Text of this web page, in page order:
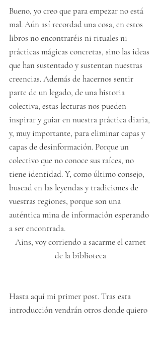
Bueno, yo creo que para empezar no está
mal. Aún así recordad una cosa, en estos
libros no encontraréis ni rituales ni
prácticas mágicas concretas, sino las ideas
que han sustentado y sustentan nuestras
creencias. Además de hacernos sentir
parte de un legado, de una historia
colectiva, estas lecturas nos pueden
inspirar y guiar en nuestra práctica diaria,
y, muy importante, para eliminar capas y
capas de desinformación. Porque un
colectivo que no conoce sus raíces, no
tiene identidad. Y, como último consejo,
buscad en las leyendas y tradiciones de
vuestras regiones, porque son una
auténtica mina de información esperando
a ser encontrada.
de la biblioteca
Hasta aquí mi primer post. Tras esta
introducción vendrán otros donde quiero